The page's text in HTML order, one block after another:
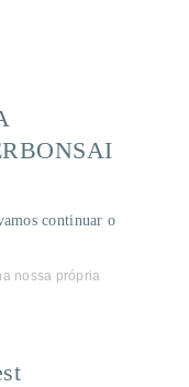
continuar o
nossa própria